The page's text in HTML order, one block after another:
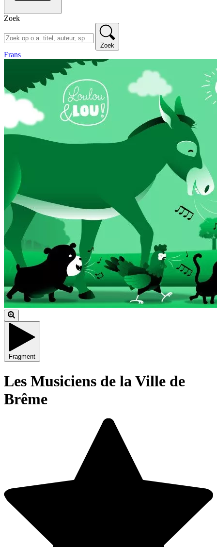
Zoek
Zoek
Frans
Fragment
Les Musiciens de la Ville de
Brême